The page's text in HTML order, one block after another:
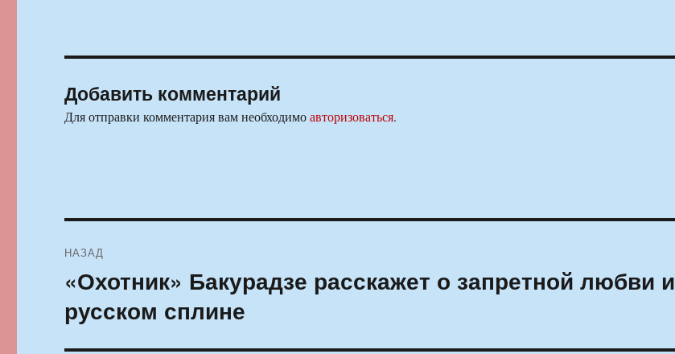
Добавить комментарий
Для отправки комментария вам необходимоавторизоваться.
по
записям
НАЗАД
Предыдущая
«Охотник» Бакурадзе расскажет о запретной любви и
русском сплине